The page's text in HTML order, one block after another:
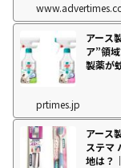
アース
ア”領
製薬が
prtimes.jp
アース
ステマ
地は？